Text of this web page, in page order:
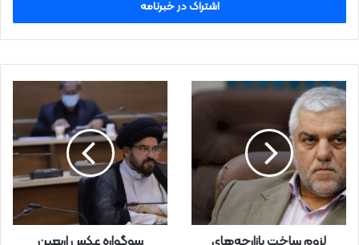
ا
ی
ل
خ
و
د
ر
ا
و
ا
ر